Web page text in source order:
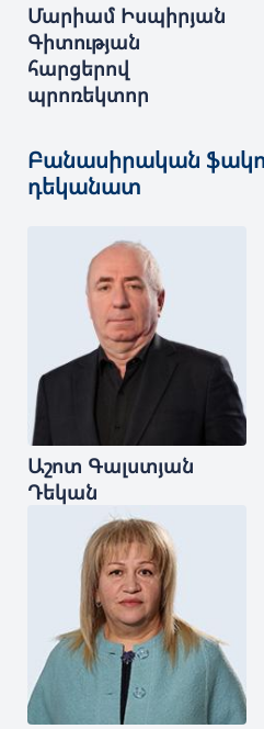
Մարիամ Իսպիրյան
Գիտության
հարցերով
պրոռեկտոր
Բանասիրական
դեկանատ
Աշոտ Գալստյան
Դեկան